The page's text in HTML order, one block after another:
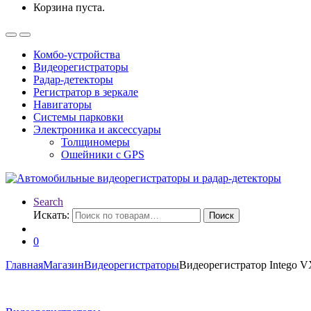
Корзина пуста.
Комбо-устройства
Видеорегистраторы
Радар-детекторы
Регистратор в зеркале
Навигаторы
Системы парковки
Электроника и аксессуары
Толщиномеры
Ошейники с GPS
Search
Искать:
Поиск
0
ГлавнаяМагазинВидеорегистраторыВидеорегистратор Intego